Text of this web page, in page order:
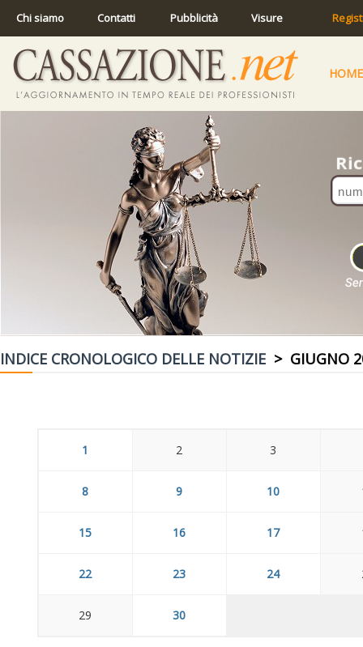
Chi siamo Contatti Pubblicità Visure
HOME
INDICE CRONOLOGICO DELLE NOTIZIE > GIUGNO
1 2 3
8 9 10
15 16 17
22 23 24
29 30